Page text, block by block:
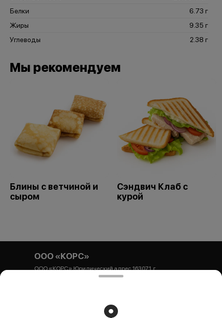
Белки
6.73 г
Жиры
9.35 г
Углеводы
2.38 г
Мы рекомендуем
Блины с ветчиной и
сыром
Сэндвич Клаб с
курой
ООО «КОРС»
ООО «КОРС» Юридический адрес 163071, г.
Архангельск, ул. Гайдара, 44, корпус 1, офис 54
40702810304710000044 Архангельское ОСБ № 8637
ПАО Сбербанк К/с 301 018 101 000 000 006 01 БИК